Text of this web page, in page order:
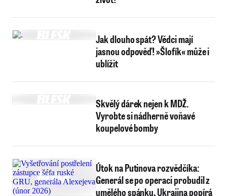
Jak dlouho spát? Vědci mají
jasnou odpověď! »Šlofík« může i
ublížit
Skvělý dárek nejen k MDŽ.
Vyrobte si nádherně voňavé
koupelové bomby
Útok na Putinova rozvědčíka:
Generál se po operaci probudil z
umělého spánku, Ukrajina popírá